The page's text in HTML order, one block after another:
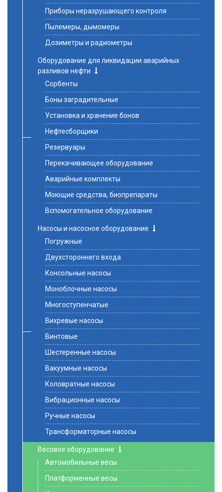
Приборы неразрушающего контроля
Пылемеры, дымомеры
Дозиметры и радиометры
Оборудование для ликвидации аварийных
разливов нефти
Сорбенты
Боны заградительные
Установка и хранение бонов
Нефтесборщики
Резервуары
Перекачивающее оборудование
Аварийные комплекты
Моющие средства, биопрепараты
Вспомогательное оборудование
Насосы и насосное оборудование
Погружные
Двухстороннего входа
Консольные насосы
Моноблочные насосы
Многоступенчатые
Вихревые насосы
Винтовые
Шестеренные насосы
Вакуумные насосы
Коловратные насосы
Вибрационные насосы
Ручные насосы
Трансформаторные насосы
Весовое оборудование
Автомобильные весы
Платформенные весы